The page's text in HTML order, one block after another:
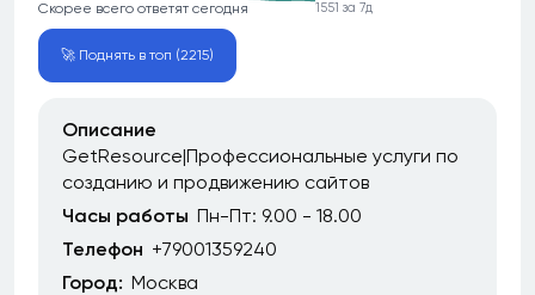
Скорее всего ответят сегодня 1551 за 7д
🚀 Поднять в топ (2215)
Описание
GetResource|Профессиональные услуги по
созданию и продвижению сайтов
Часы работы Пн-Пт: 9.00 - 18.00
Телефон +79001359240
Город: Москва